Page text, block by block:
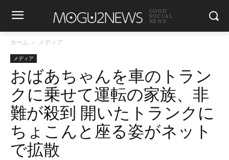
GOOD
SOCIAL
NEWS
ホーム メディア
メディア
おばあちゃんを車のトラン
クに乗せて運転の家族、非
難が殺到 開いたトランクに
ちょこんと座る姿がネット
で拡散